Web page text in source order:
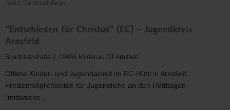
Natur, Denkmalpflege
für
Christus"
(EC)
Jugendbund
Rittersgrün
"Entschieden für Christus" (EC) - Jugendkreis
Arnsfeld
Sportplatzstraße 2, 09456 Mildenau OT Arnsfeld
Offene Kinder- und Jugendarbeit im EC-Hüttl in Arnsfeld.
Freizeitmöglichkeiten für Jugendliche an den Hüttltagen
(mittwochs...